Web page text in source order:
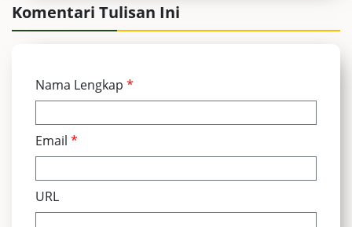
Komentari Tulisan Ini
Nama Lengkap *
Email *
URL